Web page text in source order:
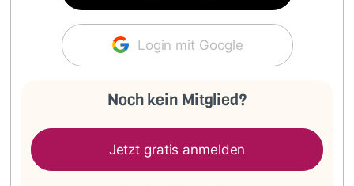
Login mit Google
Noch kein Mitglied?
Jetzt gratis anmelden